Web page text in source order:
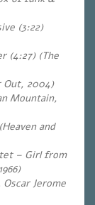
(3:22)
(4:27) (The
Out, 2004)
Mountain,
and
– Girl from
Jerome